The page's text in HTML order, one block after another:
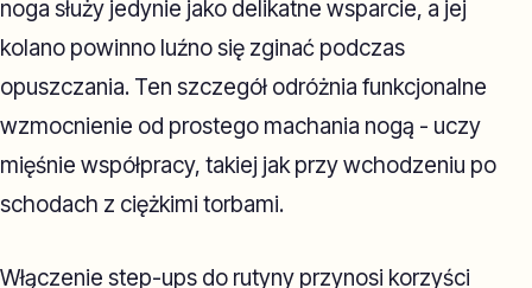
noga służy jedynie jako delikatne wsparcie, a jej
kolano powinno luźno się zginać podczas
opuszczania. Ten szczegół odróżnia funkcjonalne
wzmocnienie od prostego machania nogą - uczy
mięśnie współpracy, takiej jak przy wchodzeniu po
schodach z ciężkimi torbami.
Włączenie step-ups do rutyny przynosi korzyści